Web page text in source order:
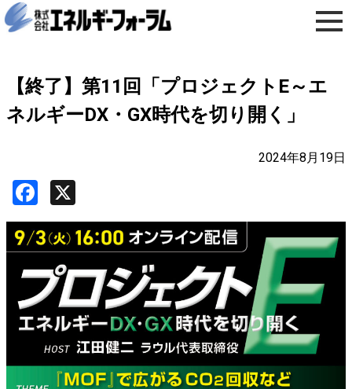
【終了】第11回「プロジェクトE～エ
ネルギーDX・GX時代を切り開く」
2024年8月19日
Facebook